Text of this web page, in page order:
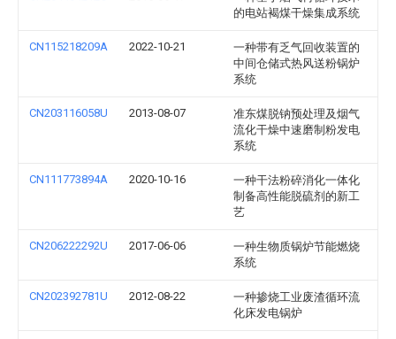
的电站褐煤干燥集成系统
CN115218209A 2022-10-21
一种带有乏气回收装置的
中间仓储式热风送粉锅炉
系统
CN203116058U 2013-08-07
准东煤脱钠预处理及烟气
流化干燥中速磨制粉发电
系统
CN111773894A 2020-10-16
一种干法粉碎消化一体化
制备高性能脱硫剂的新工
艺
CN206222292U 2017-06-06
一种生物质锅炉节能燃烧
系统
CN202392781U 2012-08-22
一种掺烧工业废渣循环流
化床发电锅炉